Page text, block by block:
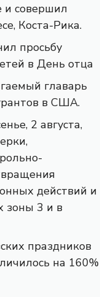
и совершил
Коста-Рика.
просьбу
в День отца
главарь
в США.
2 августа,
действий и
зоны 3 и в
праздников
на 160%